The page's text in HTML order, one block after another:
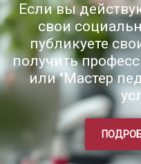
Если вы
свои
публикуете
получить
или "Мастер